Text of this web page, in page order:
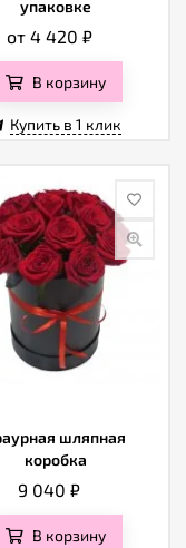
упаковке
от 4 420 ₽
В корзину
Купить в 1 клик
шляпная
коробка
9 040₽
В корзину